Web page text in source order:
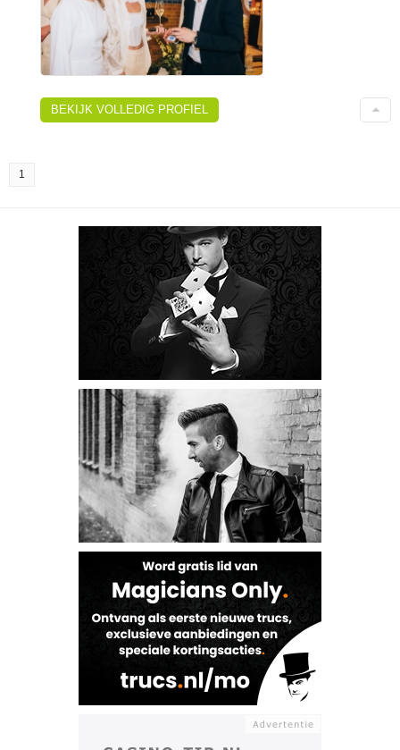
BEKIJK VOLLEDIG PROFIEL
1